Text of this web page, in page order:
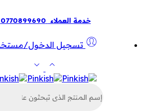
خدمة العملاء 0770899690
تسجيل الدخول/
عن